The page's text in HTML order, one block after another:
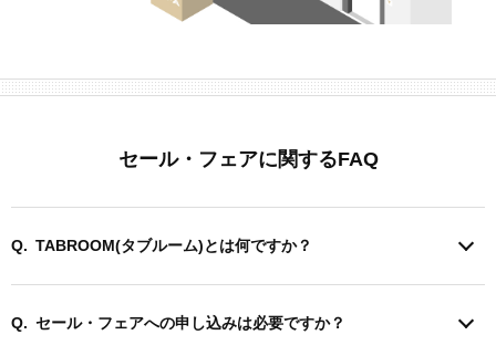
セール・フェアに関するFAQ
TABROOM(タブルーム)とは何ですか？
セール・フェアへの申し込みは必要ですか？